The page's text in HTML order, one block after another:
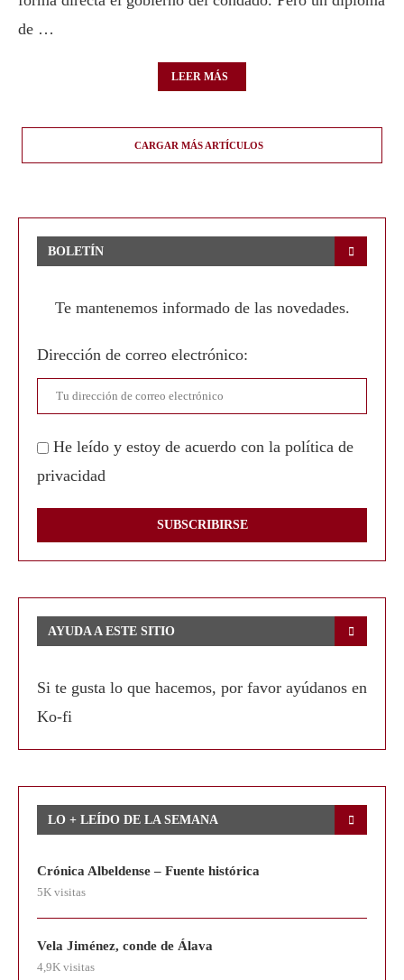
de …
LEER MÁS
CARGAR MÁS ARTÍCULOS
BOLETÍN
Te mantenemos informado de las novedades.
Dirección de correo electrónico:
He leído y estoy de acuerdo con la política de
privacidad
AYUDA A ESTE SITIO
Si te gusta lo que hacemos, por favor ayúdanos en
Ko-fi
LO + LEÍDO DE LA SEMANA
Crónica Albeldense – Fuente histórica
5K visitas
Vela Jiménez, conde de Álava
4,9K visitas